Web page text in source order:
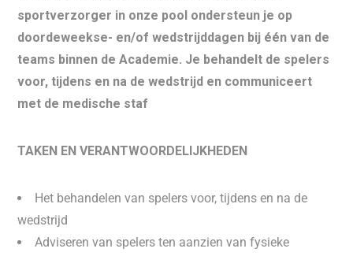
sportverzorger in onze pool ondersteun je op
doordeweekse- en/of wedstrijddagen bij één van de
teams binnen de Academie. Je behandelt de spelers
voor, tijdens en na de wedstrijd en communiceert
met de medische staf
TAKEN EN VERANTWOORDELIJKHEDEN
Het behandelen van spelers voor, tijdens en na de
wedstrijd
Adviseren van spelers ten aanzien van fysieke